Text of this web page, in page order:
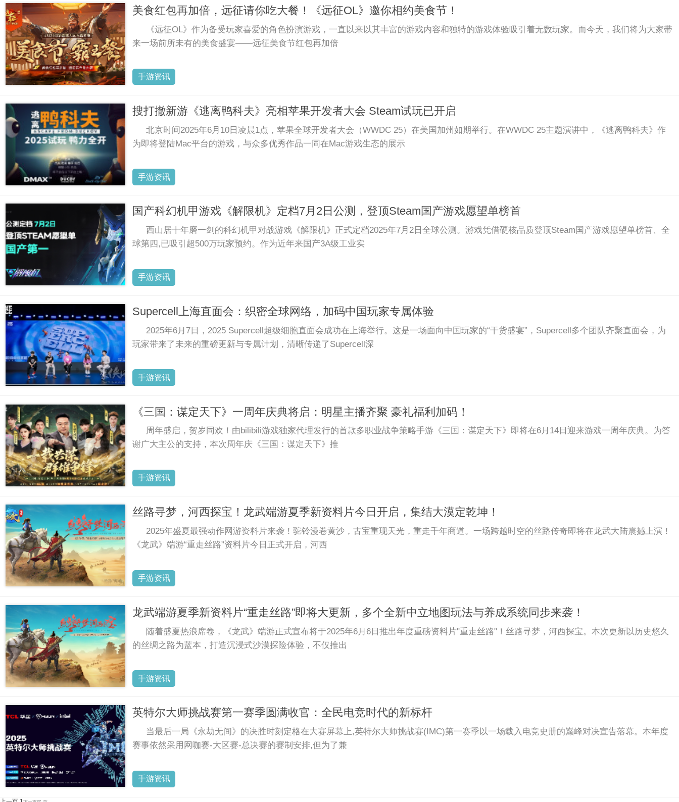
美食红包再加倍，远征请你吃大餐！《远征OL》邀你相约美食节！
《远征OL》作为备受玩家喜爱的角色扮演游戏，一直以来以其丰富的游戏内容和独特的游戏体验吸引着无数玩家。而今天，我们将为大家带
来一场前所未有的美食盛宴——远征美食节红包再加倍
手游资讯
搜打撤新游《逃离鸭科夫》亮相苹果开发者大会 Steam试玩已开启
北京时间2025年6月10日凌晨1点，苹果全球开发者大会（WWDC 25）在美国加州如期举行。在WWDC 25主题演讲中，《逃离鸭科夫》作
为即将登陆Mac平台的游戏，与众多优秀作品一同在Mac游戏生态的展示
手游资讯
国产科幻机甲游戏《解限机》定档7月2日公测，登顶Steam国产游戏愿望单榜首
西山居十年磨一剑的科幻机甲对战游戏《解限机》正式定档2025年7月2日全球公测。游戏凭借硬核品质登顶Steam国产游戏愿望单榜首、全
球第四,已吸引超500万玩家预约。作为近年来国产3A级工业实
手游资讯
Supercell上海直面会：织密全球网络，加码中国玩家专属体验
2025年6月7日，2025 Supercell超级细胞直面会成功在上海举行。这是一场面向中国玩家的“干货盛宴”，Supercell多个团队齐聚直面会，为
玩家带来了未来的重磅更新与专属计划，清晰传递了Supercell深
手游资讯
《三国：谋定天下》一周年庆典将启：明星主播齐聚 豪礼福利加码！
周年盛启，贺岁同欢！由bilibili游戏独家代理发行的首款多职业战争策略手游《三国：谋定天下》即将在6月14日迎来游戏一周年庆典。为答
谢广大主公的支持，本次周年庆《三国：谋定天下》推
手游资讯
丝路寻梦，河西探宝！龙武端游夏季新资料片今日开启，集结大漠定乾坤！
2025年盛夏最强动作网游资料片来袭！驼铃漫卷黄沙，古宝重现天光，重走千年商道。一场跨越时空的丝路传奇即将在龙武大陆震撼上演！
《龙武》端游“重走丝路”资料片今日正式开启，河西
手游资讯
龙武端游夏季新资料片“重走丝路”即将大更新，多个全新中立地图玩法与养成系统同步来袭！
随着盛夏热浪席卷，《龙武》端游正式宣布将于2025年6月6日推出年度重磅资料片"重走丝路"！丝路寻梦，河西探宝。本次更新以历史悠久
的丝绸之路为蓝本，打造沉浸式沙漠探险体验，不仅推出
手游资讯
英特尔大师挑战赛第一赛季圆满收官：全民电竞时代的新标杆
当最后一局《永劫无间》的决胜时刻定格在大赛屏幕上,英特尔大师挑战赛(IMC)第一赛季以一场载入电竞史册的巅峰对决宣告落幕。本年度
赛事依然采用网咖赛-大区赛-总决赛的赛制安排,但为了兼
手游资讯